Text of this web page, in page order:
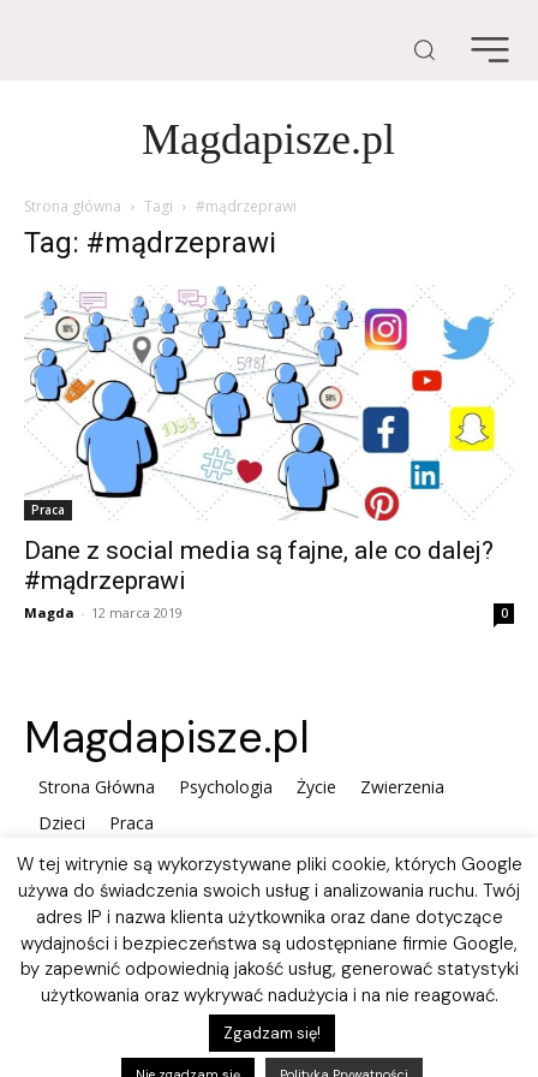
Magdapisze.pl
Strona główna Tagi #mądrzeprawi
Tag: #mądrzeprawi
Praca
Dane z social media są fajne, ale co dalej?
#mądrzeprawi
Magda - 12 marca 2019 0
Magdapisze.pl
Strona Główna Psychologia Życie
Zwierzenia
Dzieci
Praca
W tej witrynie są wykorzystywane pliki cookie, których Google
używa do świadczenia swoich usług i analizowania ruchu. Twój
adres IP i nazwa klienta użytkownika oraz dane dotyczące
wydajności i bezpieczeństwa są udostępniane firmie Google,
by zapewnić odpowiednią jakość usług, generować statystyki
użytkowania oraz wykrywać nadużycia i na nie reagować.
Zgadzam się!